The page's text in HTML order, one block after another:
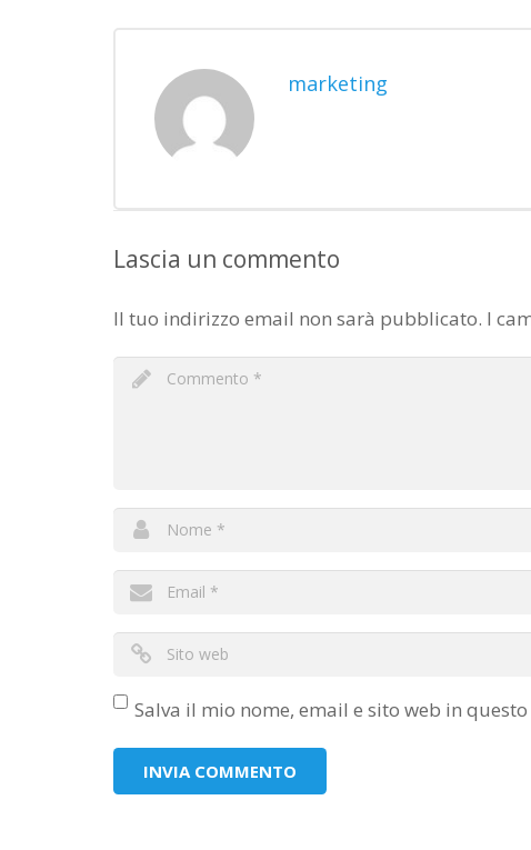
marketing
Lascia un commento
Il tuo indirizzo email non sarà pubblicato. I
Salva il mio nome, email e sito web in